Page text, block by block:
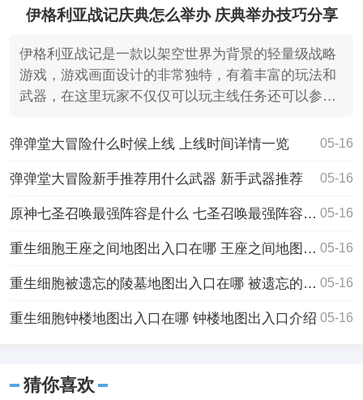
伊格利亚战记庆典怎么举办 庆典举办技巧分享
伊格利亚战记是一款以架空世界为背景的轻量级战略
游戏，游戏画面设计的非常独特，有着丰富的玩法和
武器，在这里玩家不仅仅可以玩主线任务还可以参与
弹弹堂大冒险什么时候上线 上线时间详情一览 05-16
弹弹堂大冒险新手推荐用什么武器 新手武器推荐 05-16
原神七圣召唤最强阵容是什么 七圣召唤最强阵容推荐 05-16
重生细胞王座之间地图出入口在哪 王座之间地图出入口介绍 05-16
重生细胞被遗忘的陵墓地图出入口在哪 被遗忘的陵墓地图出入口介绍 05-16
重生细胞钟楼地图出入口在哪 钟楼地图出入口介绍 05-16
猜你喜欢